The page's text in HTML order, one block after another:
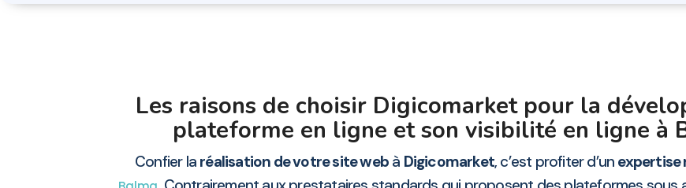
Les raisons de choisir Digicomarket pour la
plateforme en ligne et son visibilité en ligne à
Confier la réalisation de votre site webà Digicomarket, c’est profiter d’un expertise